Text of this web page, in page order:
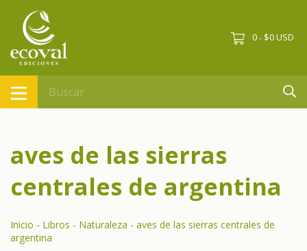
0 - $0 USD
aves de las sierras
centrales de argentina
Inicio - Libros - Naturaleza - aves de las sierras centrales de
argentina